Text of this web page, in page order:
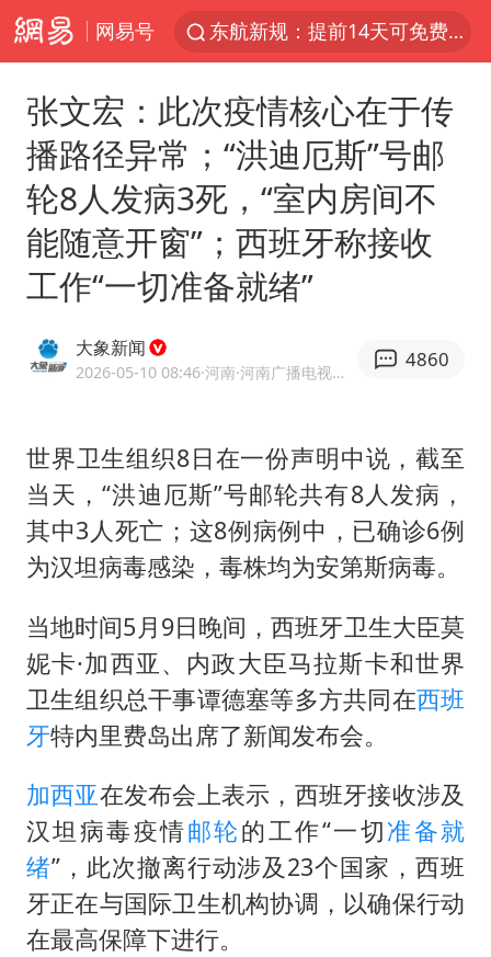
网易号
东航新规：提前14天可免费退改签
台风白海豚中心风力增强
向鹏0-3不敌张本智和
四川宜宾高县4.9级地震致1死
百花奖开幕式
“新疆阿勒泰八月能滑雪”不实
陈幸同晋级WTT横滨冠军赛8强
广东雷州通报特教老师招聘违规事件
国防部：中国军队坚决反制任何闹海挑衅图谋
今日立秋你咬秋了吗
“今天得有40℃了吧 为啥还不预警”
夯实基础开新局
张文宏：此次疫情核心在于传
播路径异常；“洪迪厄斯”号邮
轮8人发病3死，“室内房间不
能随意开窗”；西班牙称接收
工作“一切准备就绪”
大象新闻
2026-05-10 08:46·河南 ·河南广播电视台官方网易号
4860
世界卫生组织8日在一份声明中说，截至
当天，“洪迪厄斯”号邮轮共有8人发病，
其中3人死亡；这8例病例中，已确诊6例
为汉坦病毒感染，毒株均为安第斯病毒。
当地时间5月9日晚间，西班牙卫生大臣莫
妮卡·加西亚、内政大臣马拉斯卡和世界
卫生组织总干事谭德塞等多方共同在西班
牙特内里费岛出席了新闻发布会。
加西亚在发布会上表示，西班牙接收涉及
汉坦病毒疫情邮轮的工作“一切准备就
绪”，此次撤离行动涉及23个国家，西班
牙正在与国际卫生机构协调，以确保行动
在最高保障下进行。